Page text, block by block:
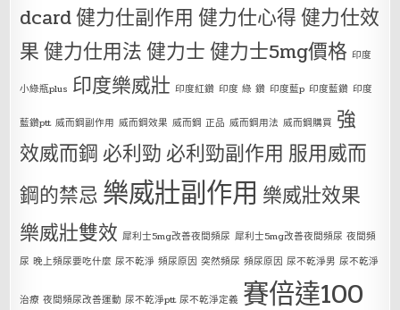
dcard健力仕副作用 健力仕心得健力仕效
果健力仕用法健力士健力士5mg價格 印度
小綠瓶plus 印度樂威壯 印度紅鑽 印度 綠 鑽 印度藍p 印度藍鑽 印度
藍鑽ptt 威而鋼副作用 威而鋼效果 威而鋼 正品 威而鋼用法 威而鋼購買 強
效威而鋼 必利勁 必利勁副作用 服用威而
鋼的禁忌 樂威壯副作用 樂威壯效果
樂威壯雙效 犀利士5mg改善夜間頻尿 犀利士5mg改善夜間頻尿 夜間頻
尿 晚上頻尿要吃什麼 尿不乾淨 頻尿原因 突然頻尿 頻尿原因 尿不乾淨男 尿不乾淨
治療 夜間頻尿改善運動 尿不乾淨ptt 尿不乾淨定義 賽倍達100